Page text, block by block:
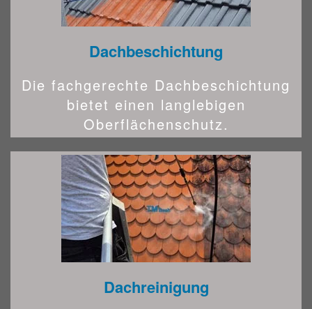
Dachbeschichtung
Die fachgerechte Dachbeschichtung
bietet einen langlebigen
Oberflächenschutz.
Dachreinigung